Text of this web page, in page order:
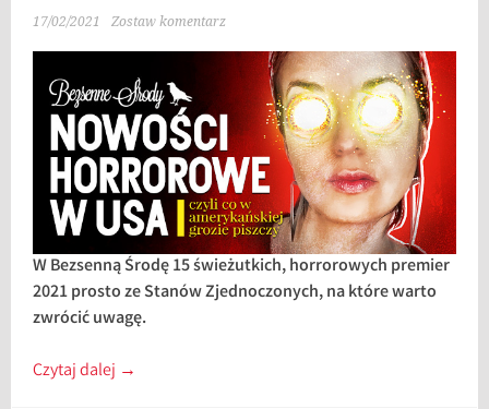
17/02/2021 Zostaw komentarz
W Bezsenną Środę 15 świeżutkich, horrorowych premier
2021 prosto ze Stanów Zjednoczonych, na które warto
zwrócić uwagę.
Czytaj dalej →